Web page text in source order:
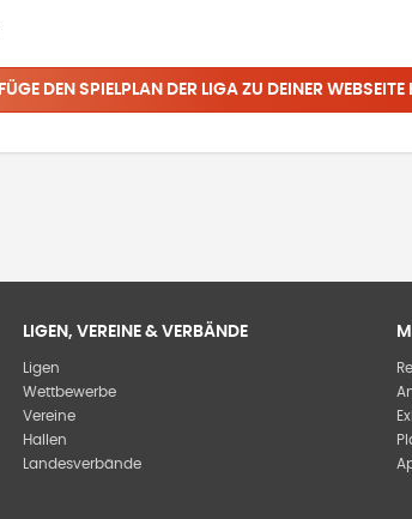
FÜGE DEN SPIELPLAN DER LIGA ZU DEINER WEBSEITE
LIGEN, VEREINE & VERBÄNDE
Ligen
Wettbewerbe
Vereine
Hallen
Landesverbände